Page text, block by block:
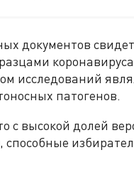
документов
исследований
патогенов.
с высокой долей